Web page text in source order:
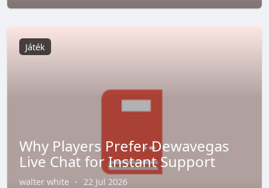
Játék
Why Players Prefer Dewavegas
Live Chat for Instant Support
walter white · 22 Jul 2026